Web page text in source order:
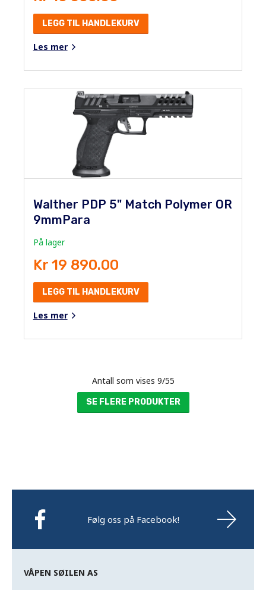
LEGG TIL HANDLEKURV
Les mer
Walther PDP 5" Match Polymer OR
9mmPara
På lager
Kr 19 890.00
LEGG TIL HANDLEKURV
Les mer
Antall som vises 9/55
SE FLERE PRODUKTER
Følg oss på Facebook!
VÅPEN SØILEN AS